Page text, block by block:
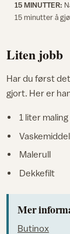
15 MINUTTER:
15 minutter å
Liten jobb
Har du først
gjort. Her er
1 liter maling
Malerull
Dekkefilt
Mer
Butinox